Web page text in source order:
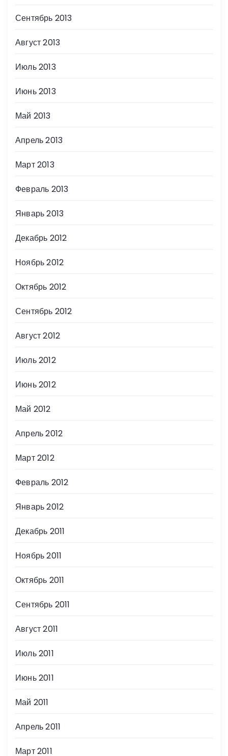
Сентябрь 2013
Август 2013
Июль 2013
Июнь 2013
Май 2013
Апрель 2013
Март 2013
Февраль 2013
Январь 2013
Декабрь 2012
Ноябрь 2012
Октябрь 2012
Сентябрь 2012
Август 2012
Июль 2012
Июнь 2012
Май 2012
Апрель 2012
Март 2012
Февраль 2012
Январь 2012
Декабрь 2011
Ноябрь 2011
Октябрь 2011
Сентябрь 2011
Август 2011
Июль 2011
Июнь 2011
Май 2011
Апрель 2011
Март 2011